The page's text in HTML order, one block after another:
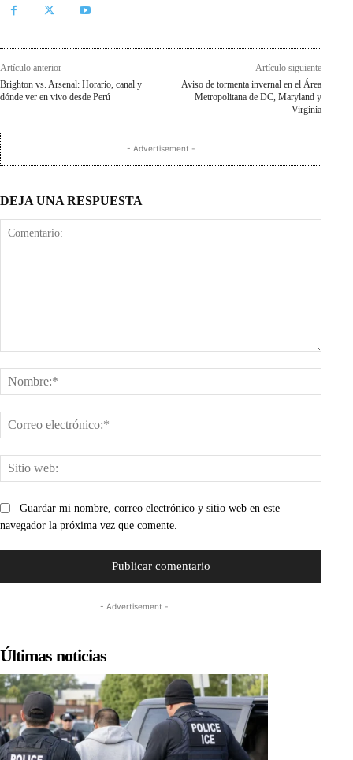
Artículo anterior
Brighton vs. Arsenal: Horario, canal y
dónde ver en vivo desde Perú
Artículo siguiente
Aviso de tormenta invernal en el Área
Metropolitana de DC, Maryland y
Virginia
- Advertisement -
DEJA UNA RESPUESTA
web:
Guardar mi nombre, correo electrónico y sitio web en este
navegador la próxima vez que comente.
- Advertisement -
Últimas noticias